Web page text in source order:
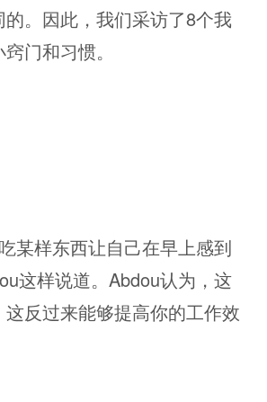
。因此，我们采访了8个我
门和习惯。
某样东西让自己在早上感到
这样说道。Abdou认为，这
反过来能够提高你的工作效